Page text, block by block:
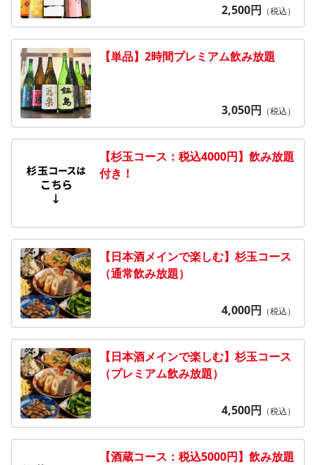
2,500円 （税込）
【単品】2時間プレミアム飲み放題
3,050円 （税込）
【杉玉コース：税込4000円】飲み放題
付き！
【日本酒メインで楽しむ】杉玉コース
（通常飲み放題）
4,000円 （税込）
【日本酒メインで楽しむ】杉玉コース
（プレミアム飲み放題）
4,500円 （税込）
【酒蔵コース：税込5000円】飲み放題